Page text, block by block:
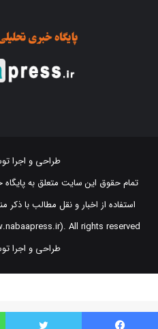
طراحی و اجرا
تمام حقوق این سایت متعلق به
All rights reserved
طراحی و اجرا